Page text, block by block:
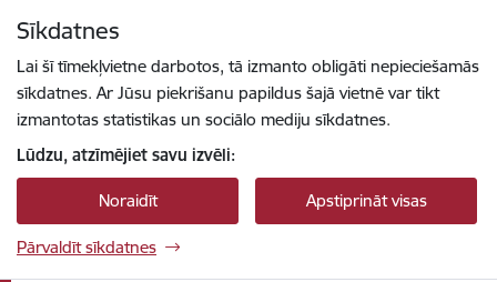
Sīkdatnes
Lai šī tīmekļvietne darbotos, tā izmanto obligāti nepieciešamās
sīkdatnes. Ar Jūsu piekrišanu papildus šajā vietnē var tikt
izmantotas statistikas un sociālo mediju sīkdatnes.
Lūdzu, atzīmējiet savu izvēli:
Noraidīt Apstiprināt visas
Pārvaldīt sīkdatnes